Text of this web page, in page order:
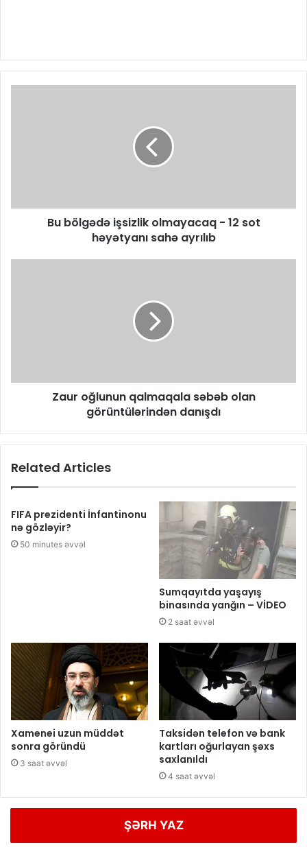
Bu bölgədə işsizlik olmayacaq - 12 sot
həyətyanı sahə ayrılıb
Zaur oğlunun qalmaqala səbəb olan
görüntülərindən danışdı
Related Articles
FIFA prezidenti İnfantinonu
nə gözləyir?
50 minutes əvvəl
Sumqayıtda yaşayış
binasında yanğın – VİDEO
2 saat əvvəl
Xamenei uzun müddət
sonra göründü
3 saat əvvəl
Taksidən telefon və bank
kartları oğurlayan şəxs
saxlanıldı
4 saat əvvəl
ŞƏRH YAZ